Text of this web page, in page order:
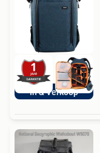
In & Verkoop